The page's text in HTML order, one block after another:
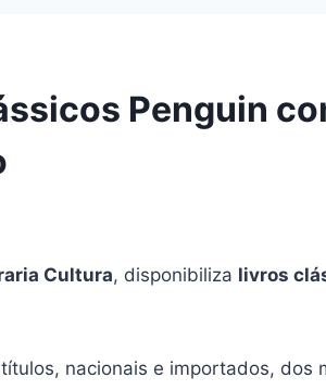
Penguin
Cultura, disponibiliza livros
nacionais e importados, dos